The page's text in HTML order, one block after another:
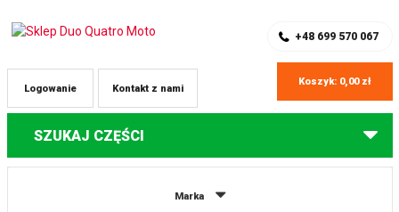
+48 699 570 067
Kontakt z nami
Logowanie
Koszyk: 0,00 zł
SZUKAJ CZĘŚCI
Marka
Części do quadów Honda